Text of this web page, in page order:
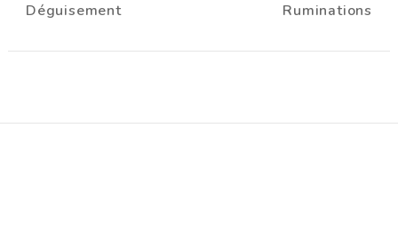
d'article
Déguisement Ruminations